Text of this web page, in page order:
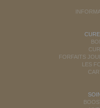
FORFAITS
LES